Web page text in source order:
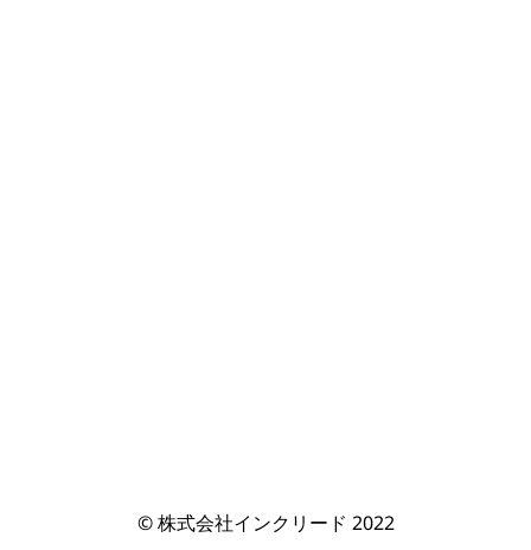
© 株式会社インクリード 2022